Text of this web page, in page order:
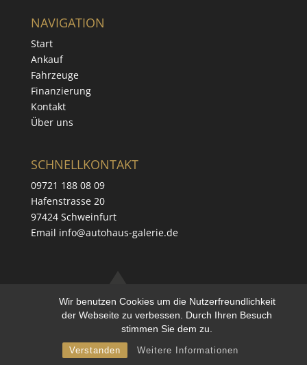
Wir benutzen Cookies um die Nutzerfreundlichkeit
der Webseite zu verbessen. Durch Ihren Besuch
stimmen Sie dem zu.
Verstanden Weitere Informationen
NAVIGATION
Start
Ankauf
Fahrzeuge
Finanzierung
Kontakt
Über uns
SCHNELLKONTAKT
09721 188 08 09
Hafenstrasse 20
97424 Schweinfurt
Email info@autohaus-galerie.de